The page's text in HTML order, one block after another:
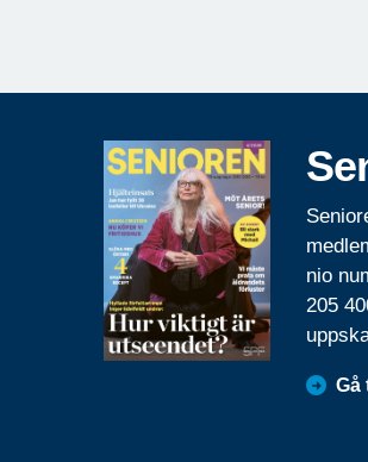
nio
205
Gå